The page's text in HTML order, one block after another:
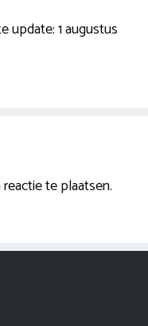
update: 1 augustus
te plaatsen.